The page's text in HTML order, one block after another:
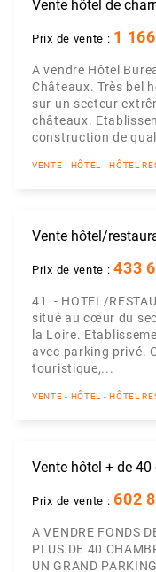
Vente hôtel de
Prix de vente : 1
A vendre Hôtel
Châteaux. Très bel
sur un secteur
châteaux.
construction de
VENTE - HÔTEL - HÔTEL
Vente hôtel/
Prix de vente :433
41 - HOTEL/
situé au cœur du
la Loire.
avec parking privé.
touristique,...
VENTE - HÔTEL - HÔTEL
Vente hôtel + de
Prix de vente :602
A VENDRE FONDS
PLUS DE 40
UN GRAND